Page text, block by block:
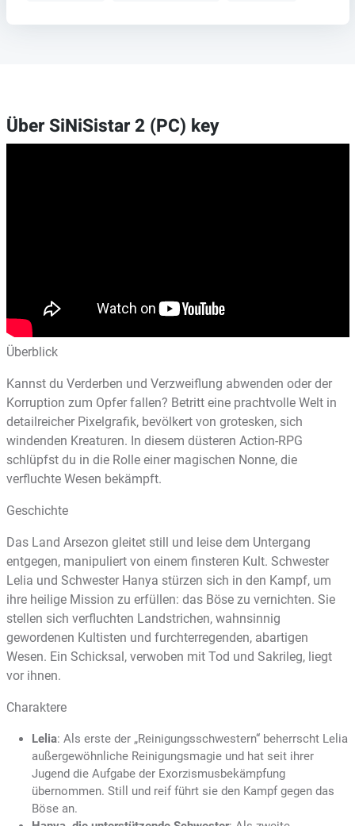
Über SiNiSistar 2 (PC) key
Überblick
Kannst du Verderben und Verzweiflung abwenden oder der
Korruption zum Opfer fallen? Betritt eine prachtvolle Welt in
detailreicher Pixelgrafik, bevölkert von grotesken, sich
windenden Kreaturen. In diesem düsteren Action-RPG
schlüpfst du in die Rolle einer magischen Nonne, die
verfluchte Wesen bekämpft.
Geschichte
Das Land Arsezon gleitet still und leise dem Untergang
entgegen, manipuliert von einem finsteren Kult. Schwester
Lelia und Schwester Hanya stürzen sich in den Kampf, um
ihre heilige Mission zu erfüllen: das Böse zu vernichten. Sie
stellen sich verfluchten Landstrichen, wahnsinnig
gewordenen Kultisten und furchterregenden, abartigen
Wesen. Ein Schicksal, verwoben mit Tod und Sakrileg, liegt
vor ihnen.
Charaktere
Lelia: Als erste der „Reinigungsschwestern“ beherrscht Lelia
außergewöhnliche Reinigungsmagie und hat seit ihrer
Jugend die Aufgabe der Exorzismusbekämpfung
übernommen. Still und reif führt sie den Kampf gegen das
Böse an.